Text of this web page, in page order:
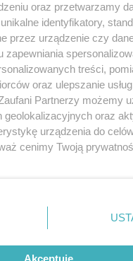
fot: PSP
slaska
regulamin korzystania z portali
Skontakuj sięz
Kontakt
Wydawca
Redakcja
oraz przetwarzamy
identyfikatory,
przez urządzenie czy
zapewniania
treści,
oraz ulepszanie
Partnerzy możemy
geolokalizacyjnych oraz
urządzenia do
cenimy Twoją
się w lewym dolnym
przetwarzania danych nie
ale masz prawo
Preferencje będą miały
Akceptuję